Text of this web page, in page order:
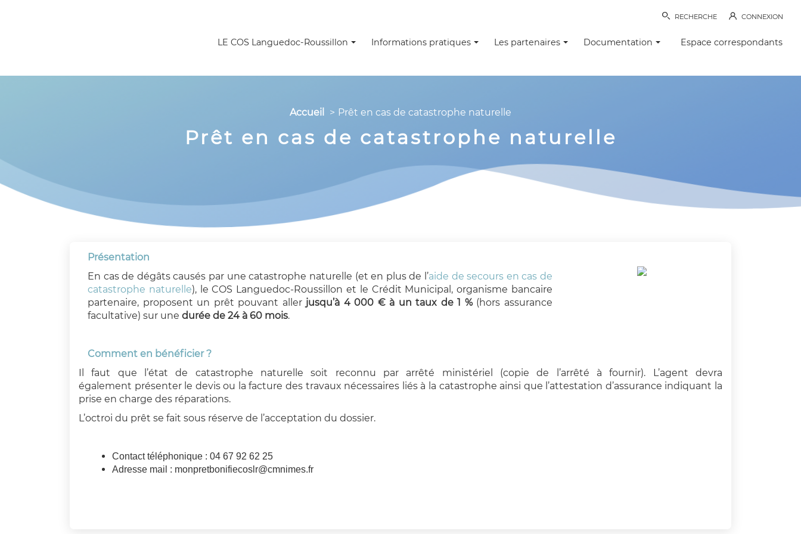
RECHERCHE CONNEXION
LE COS Languedoc-Roussillon Informations pratiques Les partenaires Documentation Espace correspondants
Accueil Prêt en cas de catastrophe naturelle
Prêt en cas de catastrophe naturelle
Présentation
En cas de dégâts causés par une catastrophe naturelle (et en plus de l’aide de secours en cas de
catastrophe naturelle), le COS Languedoc-Roussillon et le Crédit Municipal, organisme bancaire
partenaire, proposent un prêt pouvant aller jusqu’à 4 000 € à un taux de 1 %(hors assurance
facultative) sur une durée de 24 à 60 mois.
Comment en bénéficier ?
Il faut que l’état de catastrophe naturelle soit reconnu par arrêté ministériel (copie de l’arrêté à fournir). L’agent devra
également présenter le devis ou la facture des travaux nécessaires liés à la catastrophe ainsi que l’attestation d’assurance indiquant la
prise en charge des réparations.
L’octroi du prêt se fait sous réserve de l’acceptation du dossier.
Contact téléphonique : 04 67 92 62 25
Adresse mail : monpretbonifiecoslr@cmnimes.fr